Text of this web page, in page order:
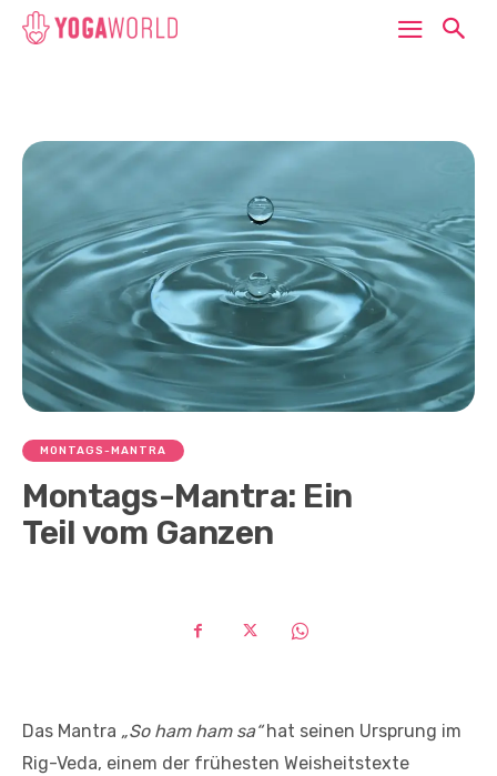
MONTAGS-MANTRA
Montags-Mantra: Ein
Teil vom Ganzen
Das Mantra „So ham ham sa“hat seinen Ursprung im
Rig-Veda, einem der frühesten Weisheitstexte